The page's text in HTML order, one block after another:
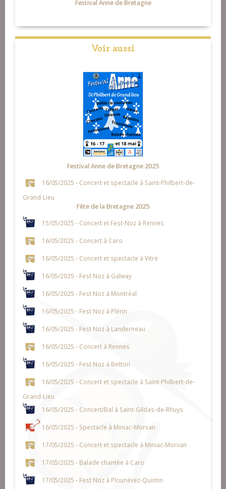
Festival Anne de Bretagne
Voir aussi
Festival Anne de Bretagne 2025
16/05/2025 - Concert et spectacle à Saint-Philbert-de-
Grand-Lieu
Fête de la Bretagne 2025
15/05/2025 - Concert et Fest-Noz à Rennes
16/05/2025 - Concert à Caro
16/05/2025 - Concert et spectacle à Vitré
16/05/2025 - Fest Noz à Galway
16/05/2025 - Fest Noz à Montréal
16/05/2025 - Fest Noz à Plérin
16/05/2025 - Fest Noz à Landerneau
16/05/2025 - Concert à Rennes
16/05/2025 - Fest Noz à Betton
16/05/2025 - Concert et spectacle à Saint-Philbert-de-
Grand-Lieu
16/05/2025 - Concert/Bal à Saint-Gildas-de-Rhuys
16/05/2025 - Spectacle à Miniac-Morvan
17/05/2025 - Concert et spectacle à Miniac-Morvan
17/05/2025 - Balade chantée à Caro
17/05/2025 - Fest Noz à Plounévez-Quintin